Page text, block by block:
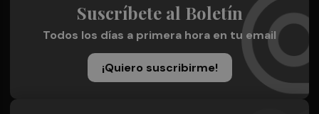
Suscríbete al Boletín
Todos los días a primera hora en tu email
¡Quiero suscribirme!